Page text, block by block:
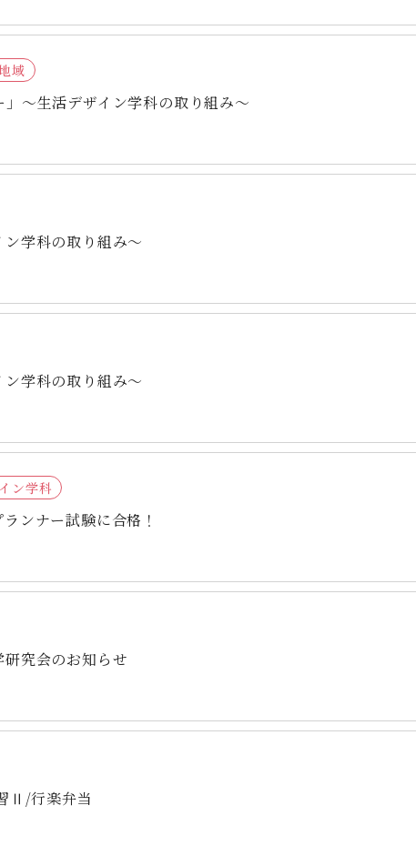
域
～生活デザイン学科の取り組み～
学科の取り組み～
学科の取り組み～
ン学科
ンナー試験に合格！
究会のお知らせ
Ⅱ/行楽弁当